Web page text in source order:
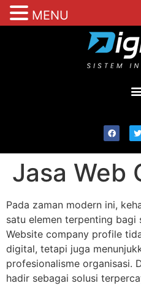
Jasa Web
Pada zaman modern ini,
satu elemen terpenting bagi
Website company profile
digital, tetapi juga
profesionalisme organisasi.
hadir sebagai solusi
MENU